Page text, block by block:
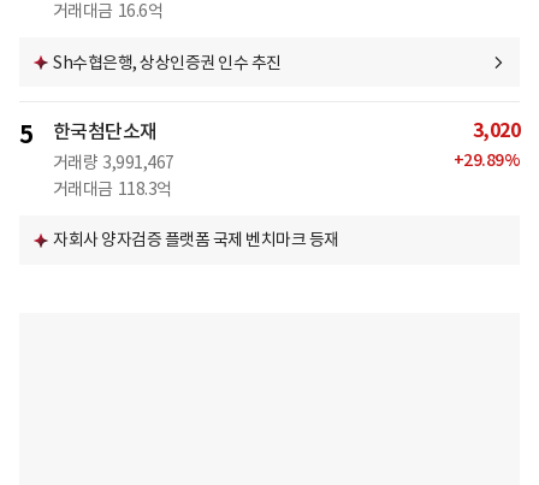
거래대금 16.6억
Sh수협은행, 상상인증권 인수 추진
5 한국첨단소재
거래량 3,991,467
거래대금 118.3억
3,020
+29.89%
자회사 양자검증 플랫폼 국제 벤치마크 등재